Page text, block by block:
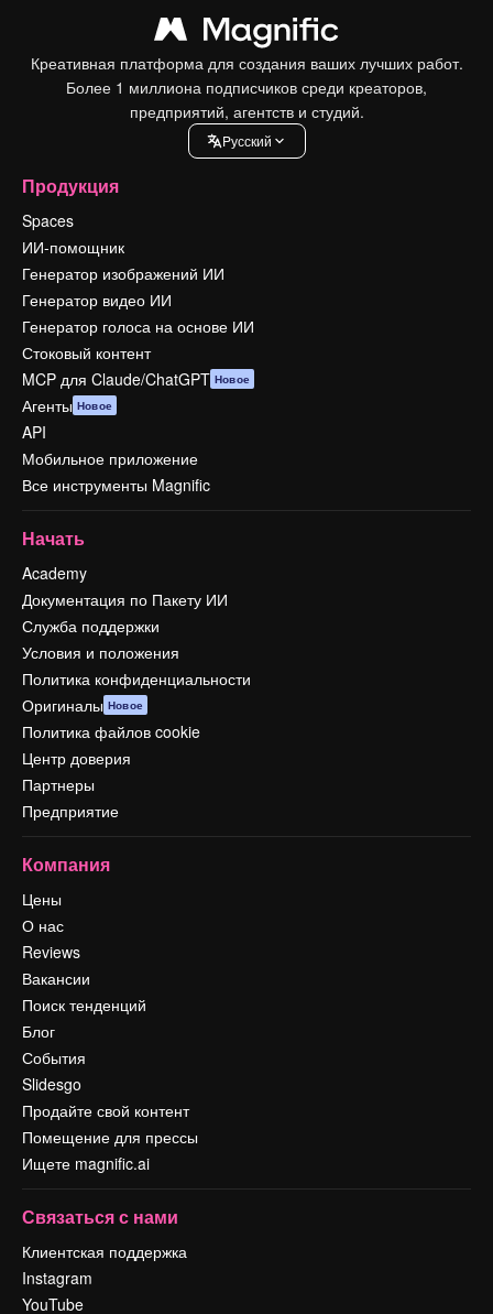
Креативная платформа для создания ваших лучших работ.
Более 1 миллиона подписчиков среди креаторов,
предприятий, агентств и студий.
Pусский
Продукция
Spaces
ИИ-помощник
Генератор изображений ИИ
Генератор видео ИИ
Генератор голоса на основе ИИ
Стоковый контент
MCP для Claude/ChatGPT Новое
Агенты Новое
API
Мобильное приложение
Все инструменты Magnific
Начать
Academy
Документация по Пакету ИИ
Служба поддержки
Условия и положения
Политика конфиденциальности
Оригиналы Новое
Политика файлов cookie
Центр доверия
Партнеры
Предприятие
Компания
Цены
О нас
Reviews
Вакансии
Поиск тенденций
Блог
События
Slidesgo
Продайте свой контент
Помещение для прессы
Ищете magnific.ai
Связаться с нами
Клиентская поддержка
Instagram
YouTube